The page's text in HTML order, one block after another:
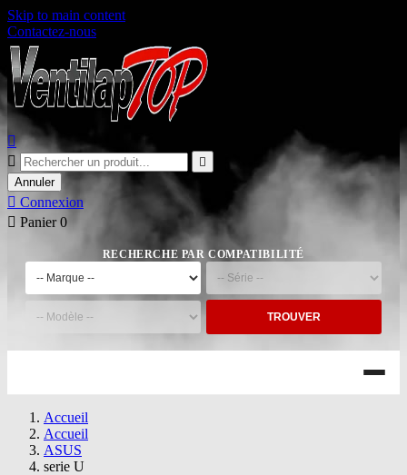
Skip to main content
Contactez-nous



Annuler
 Connexion
 Panier 0
RECHERCHE PAR COMPATIBILITÉ
TROUVER
Accueil
Accueil
ASUS
serie U